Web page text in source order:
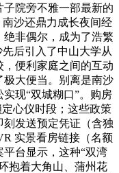
院旁不雅一部最新的
南沙还鼎力成长夜间经
非偶尔，成为了浩繁
后引入了中山大学从
便利家庭之间的互动
大便当。别离是南沙
现“双城糊口”。购房
心仪时段；这些政策
发送预定凭证（含独
实景看房链接（名额
台显示，这种“双湾
抱着大角山、蒲州花